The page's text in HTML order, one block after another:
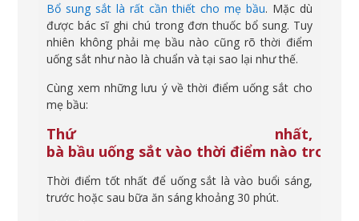
Bổ sung sắt là rất cần thiết cho mẹ bầu. Mặc dù
được bác sĩ ghi chú trong đơn thuốc bổ sung. Tuy
nhiên không phải mẹ bầu nào cũng rõ thời điểm
uống sắt như nào là chuẩn và tại sao lại như thế.
Cùng xem những lưu ý về thời điểm uống sắt cho
mẹ bầu:
Thứ nhất,
bà bầu uống sắt vào thời điểm nào trong
Thời điểm tốt nhất để uống sắt là vào buổi sáng,
trước hoặc sau bữa ăn sáng khoảng 30 phút.